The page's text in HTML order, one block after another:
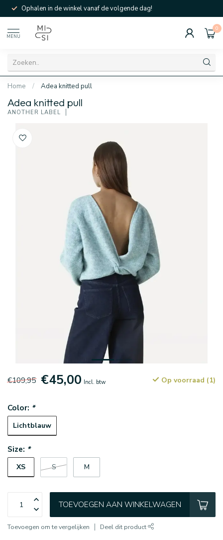
Ophalen in de winkel vanaf de volgende dag!
MENU
0
Home / Adea knitted pull
Adea knitted pull
ANOTHER LABEL
€109,95 €45,00 Incl. btw Op voorraad (1)
Color: *
Lichtblauw
Size: *
XS S M
TOEVOEGEN AAN WINKELWAGEN
Toevoegen om te vergelijken Deel dit product